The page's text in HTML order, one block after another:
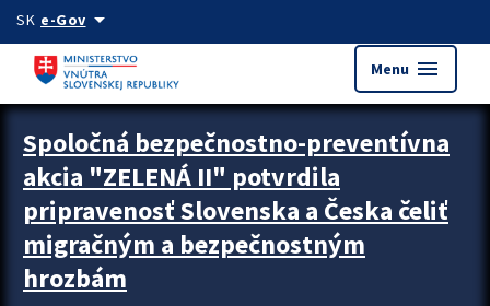
Preskocit na hlavný obsah
SK e-Govarrow_drop_down
Menu menu
Zastavit automatický posun upútavok
Spoločná bezpečnostno-preventívna
akcia "ZELENÁ II" potvrdila
pripravenosť Slovenska a Česka čeliť
migračným a bezpečnostným
hrozbám